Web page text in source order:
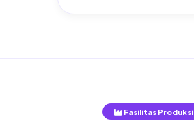
Fasilitas Produksi